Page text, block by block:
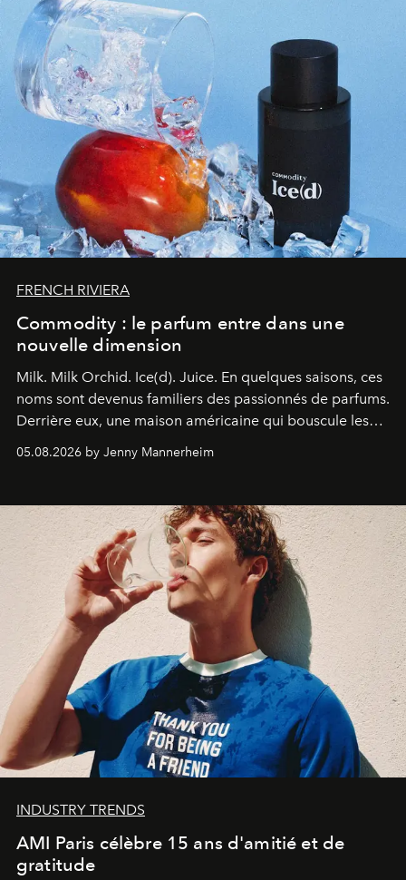
FRENCH RIVIERA
Commodity : le parfum entre dans une
nouvelle dimension
Milk. Milk Orchid. Ice(d). Juice. En quelques saisons, ces
noms sont devenus familiers des passionnés de parfums.
Derrière eux, une maison américaine qui bouscule les
une approche aussi intuitive que personnelle :
05.08.2026 by Jenny Mannerheim
INDUSTRY TRENDS
AMI Paris célèbre 15 ans d'amitié et de
gratitude